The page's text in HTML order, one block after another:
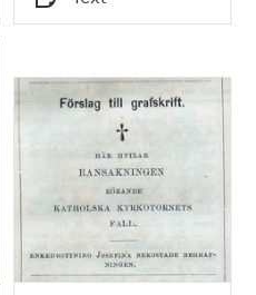
målet rörande
Leonhard Drake
tilltalad för
begångna stölder
uti de kongliga och
andre höga
personers grafwar
uti Riddarholms-
kyrkan
Typ